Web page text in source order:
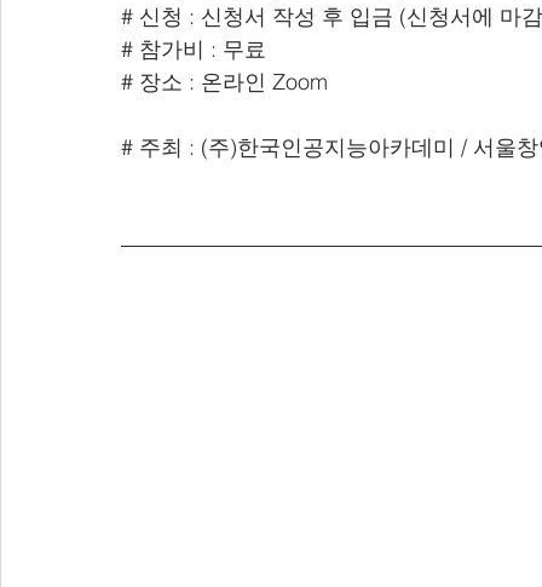
# 신청 : 신청서 작성 후 입금 (신청서에 마
# 참가비 : 무료
# 장소 : 온라인 Zoom
# 주최 : (주)한국인공지능아카데미 / 서울